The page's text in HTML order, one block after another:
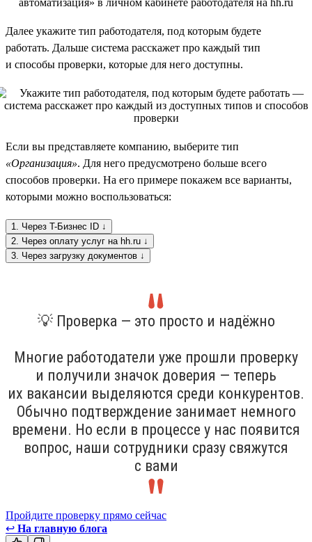
Далее укажите тип работодателя, под которым будете
работать. Дальше система расскажет про каждый тип
и способы проверки, которые для него доступны.
Если вы представляете компанию, выберите тип
«Организация». Для него предусмотрено больше всего
способов проверки. На его примере покажем все варианты,
которыми можно воспользоваться:
1. Через T-Бизнес ID ↓
2. Через оплату услуг на hh.ru ↓
3. Через загрузку документов ↓
💡 Проверка — это просто и надёжно
Многие работодатели уже прошли проверку
и получили значок доверия — теперь
их вакансии выделяются среди конкурентов.
Обычно подтверждение занимает немного
времени. Но если в процессе у нас появится
вопрос, наши сотрудники сразу свяжутся
с вами
Пройдите проверку прямо сейчас
↩ На главную блога